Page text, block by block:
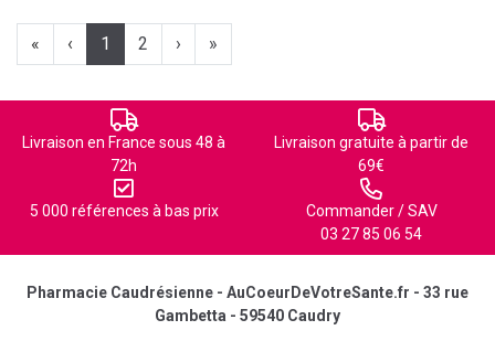
« ‹ 1 2 › »
Livraison en France sous 48 à
72h
Livraison gratuite à partir de
69€
5 000 références à bas prix
Commander / SAV
03 27 85 06 54
Pharmacie Caudrésienne - AuCoeurDeVotreSante.fr - 33 rue
Gambetta - 59540 Caudry